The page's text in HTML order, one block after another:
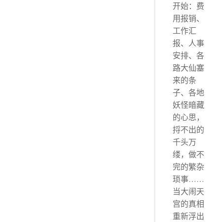
开始：费
用报销、
工作汇
报、人事
安排、各
路大仙塞
来的条
子、各地
妖怪暗藏
的心思，
捋不出的
千头万
缕，做不
完的繁杂
琐事……
当大闹天
宫的真相
重新浮出